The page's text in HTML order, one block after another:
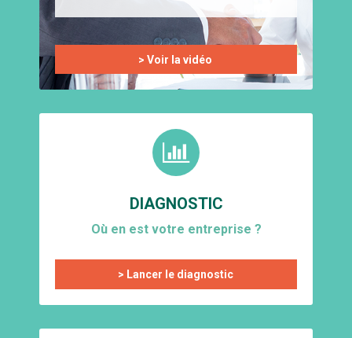
> Voir la vidéo
DIAGNOSTIC
Où en est votre entreprise ?
> Lancer le diagnostic